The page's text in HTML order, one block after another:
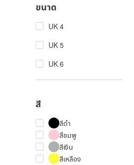
ขนาด
UK 4
UK 5
UK 6
สี
สีดำ
สึชมพู
สีเงิน
สีเหลือง